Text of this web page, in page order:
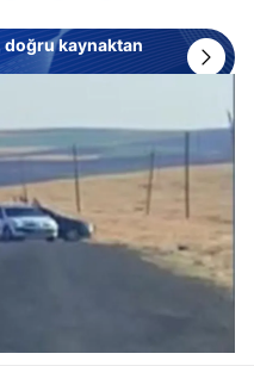
doğru kaynaktan